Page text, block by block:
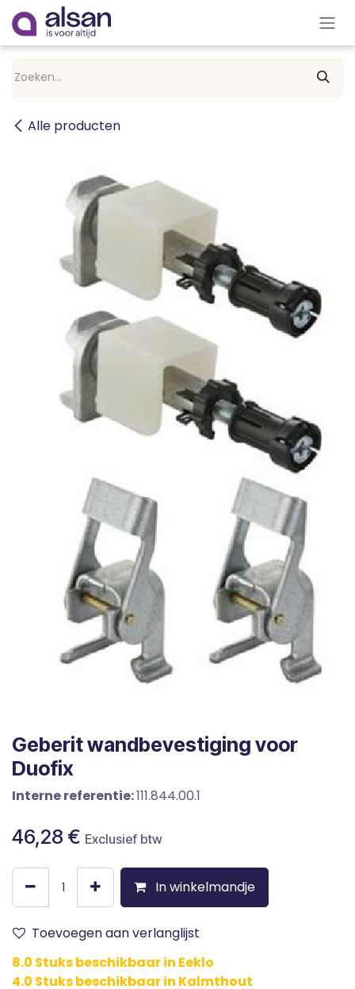
Overslaan naar inhoud
Alle producten
Geberit wandbevestiging voor
Duofix
Interne referentie:111.844.00.1
46,28 € Exclusief btw
In winkelmandje
Toevoegen aan verlanglijst
8.0 Stuks beschikbaar in Eeklo
4.0 Stuks beschikbaar in Kalmthout